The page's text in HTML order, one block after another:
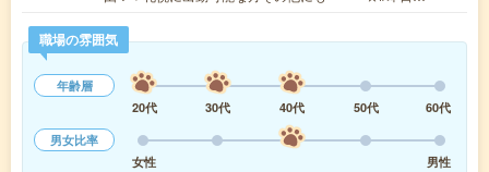
職場の雰囲気
年齢層
20代
30代 40代 50代
60代
男女比率
女性
男性